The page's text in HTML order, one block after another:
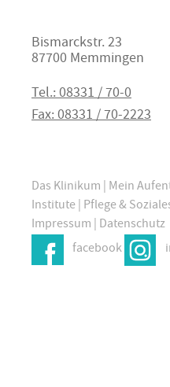
Bismarckstr. 23
87700 Memmingen
Tel.: 08331 / 70-0
Fax: 08331 / 70-2223
Das Klinikum Mein
Institute Pflege &
Impressum Datenschutz
facebook